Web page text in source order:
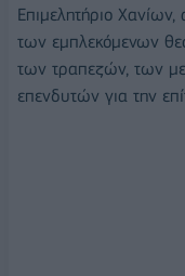
Επιμελητήριο
των εμπλεκόμενων
των τραπεζών, των
επενδυτών για την